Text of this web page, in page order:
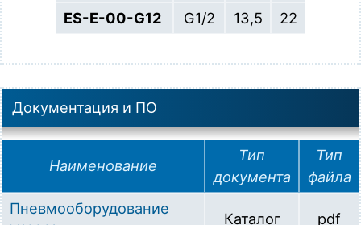
ES-E-00-G12
G1/2 13,5 22
Документация и ПО
Наименование
Тип
документа
Тип
файла
Пневмооборудование
Каталог pdf